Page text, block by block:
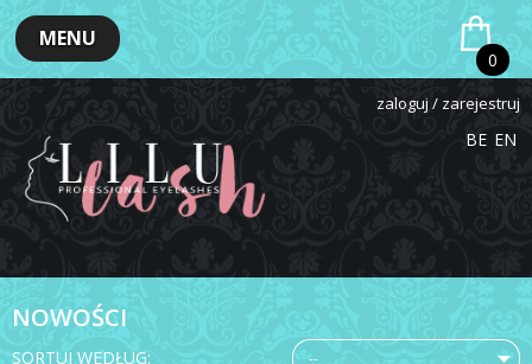
MENU
zaloguj / zarejestruj
BE EN
0
NOWOŚCI
SORTUJ WEDŁUG: --